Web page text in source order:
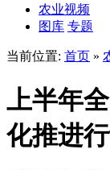
农业视频
图库 专题
当前位置: 首页 »
上半年
化推进